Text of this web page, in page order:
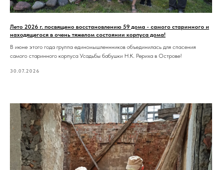
Лето 2026 г. посвящено восстановлению 59 дома - самого старинного и
находящегося в очень тяжелом состоянии корпуса дома!
В июне этого года группа единомышленнников объединилась для спасения
самого старинного корпуса Усадьбы бабушки Н.К. Рериха в Острове!
30.07.2026